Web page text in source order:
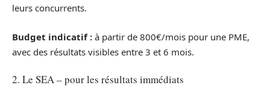
leurs concurrents.
Budget indicatif : à partir de 800€/mois pour une PME,
avec des résultats visibles entre 3 et 6 mois.
2. Le SEA – pour les résultats immédiats